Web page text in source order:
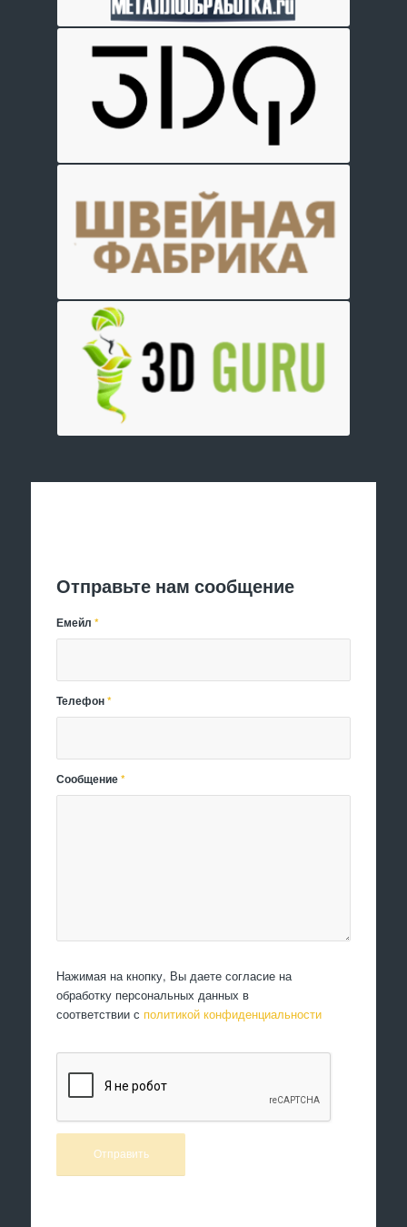
Отправьте нам сообщение
Емейл*
Телефон*
Сообщение*
Нажимая на кнопку, Вы даете согласие на
обработку персональных данных в
соответствии с политикой конфиденциальности